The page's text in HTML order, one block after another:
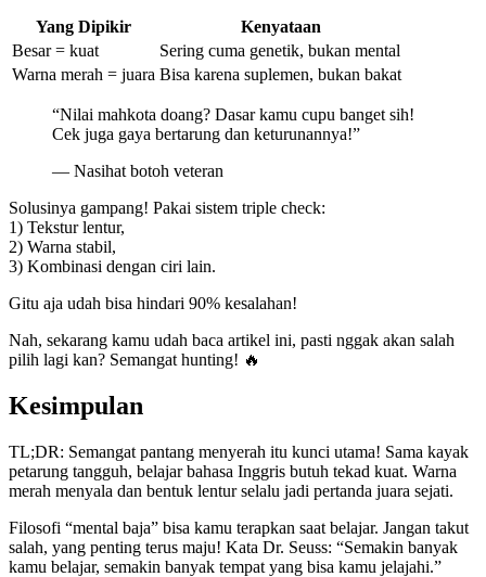
Yang Dipikir
Kenyataan
Besar = kuat
Sering cuma genetik, bukan mental
Warna merah = juara Bisa karena suplemen, bukan bakat
“Nilai mahkota doang? Dasar kamu cupu banget sih!
Cek juga gaya bertarung dan keturunannya!”
— Nasihat botoh veteran
Solusinya gampang! Pakai sistem triple check:
1) Tekstur lentur,
2) Warna stabil,
3) Kombinasi dengan ciri lain.
Gitu aja udah bisa hindari 90% kesalahan!
Nah, sekarang kamu udah baca artikel ini, pasti nggak akan salah
pilih lagi kan? Semangat hunting! 🔥
Kesimpulan
TL;DR: Semangat pantang menyerah itu kunci utama! Sama kayak
petarung tangguh, belajar bahasa Inggris butuh tekad kuat. Warna
merah menyala dan bentuk lentur selalu jadi pertanda juara sejati.
Filosofi “mental baja” bisa kamu terapkan saat belajar. Jangan takut
salah, yang penting terus maju! Kata Dr. Seuss: “Semakin banyak
kamu belajar, semakin banyak tempat yang bisa kamu jelajahi.”